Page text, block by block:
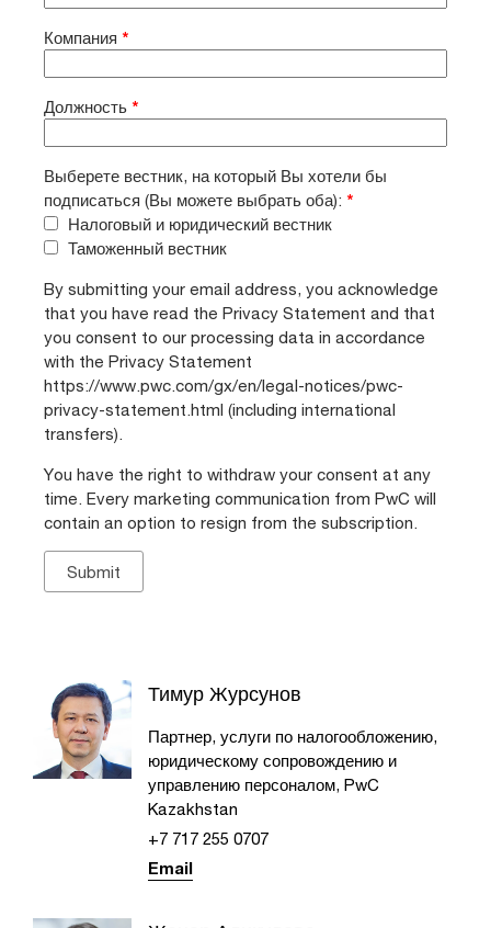
Компания *
Должность *
Выберете вестник, на который Вы хотели бы
подписаться (Вы можете выбрать оба): *
Налоговый и юридический вестник
Таможенный вестник
By submitting your email address, you acknowledge
that you have read the Privacy Statement and that
you consent to our processing data in accordance
with the Privacy Statement
https://www.pwc.com/gx/en/legal-notices/pwc-
privacy-statement.html (including international
transfers).
You have the right to withdraw your consent at any
time. Every marketing communication from PwC will
contain an option to resign from the subscription.
Тимур Журсунов
Партнер, услуги по налогообложению,
юридическому сопровождению и
управлению персоналом, PwC
Kazakhstan
+7 717 255 0707​
Email